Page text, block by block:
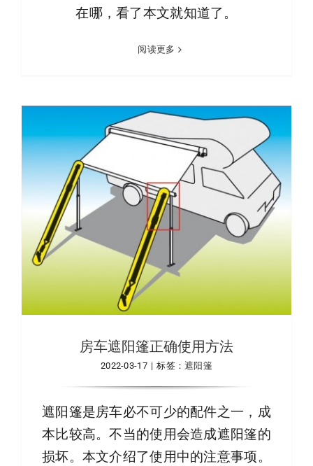
在哪，看了本文就知道了。
阅读更多
房车遮阳篷正确使用方法
2022-03-17 | 标签：遮阳篷
遮阳篷是房车必不可少的配件之一，成
本比较高。不当的使用会造成遮阳篷的
损坏。本文介绍了使用中的注意事项。